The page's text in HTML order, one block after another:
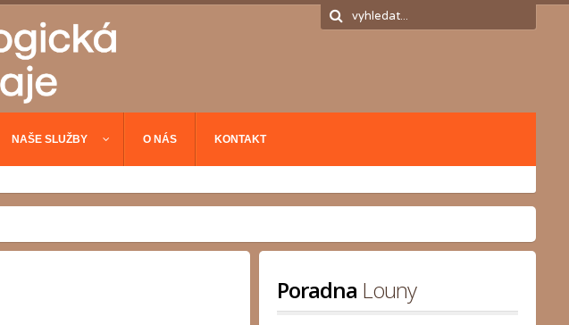
NAŠE SLUŽBY O NÁS KONTAKT
Poradna Louny